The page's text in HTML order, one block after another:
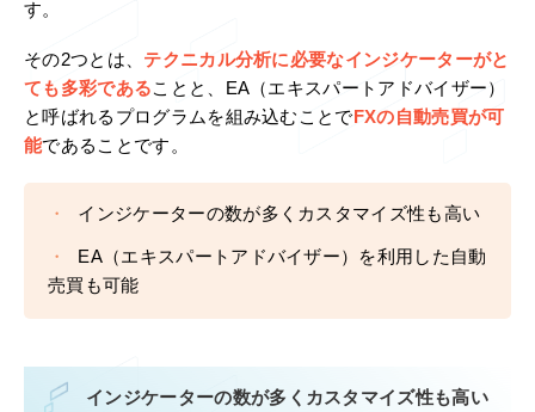
す。
その2つとは、 テクニカル分析に必要なインジケーターがと
ても多彩であることと、EA（エキスパートアドバイザー）
と呼ばれるプログラムを組み込むことでFXの自動売買が可
能であることです。
インジケーターの数が多くカスタマイズ性も高い
EA（エキスパートアドバイザー）を利用した自動
売買も可能
インジケーターの数が多くカスタマイズ性も高い